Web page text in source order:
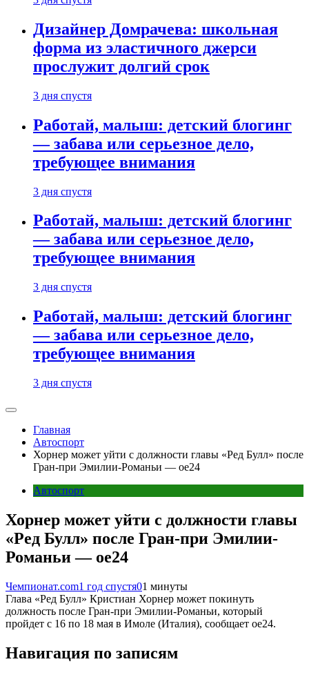
Дизайнер Домрачева: школьная
форма из эластичного джерси
прослужит долгий срок
3 дня спустя
Работай, малыш: детский блогинг
— забава или серьезное дело,
требующее внимания
3 дня спустя
Работай, малыш: детский блогинг
— забава или серьезное дело,
требующее внимания
3 дня спустя
Работай, малыш: детский блогинг
— забава или серьезное дело,
требующее внимания
3 дня спустя
Главная
Автоспорт
Хорнер может уйти с должности главы «Ред Булл» после
Гран-при Эмилии-Романьи — oe24
Автоспорт
Хорнер может уйти с должности главы
«Ред Булл» после Гран-при Эмилии-
Романьи — oe24
Чемпионат.com1 год спустя01 минуты
Глава «Ред Булл» Кристиан Хорнер может покинуть
должность после Гран-при Эмилии-Романьи, который
пройдет с 16 по 18 мая в Имоле (Италия), сообщает oe24.
Навигация по записям